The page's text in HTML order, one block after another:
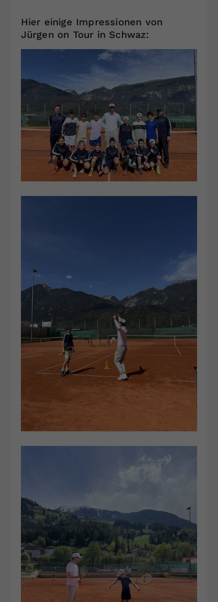
Hier einige Impressionen von
Jürgen on Tour in Schwaz: